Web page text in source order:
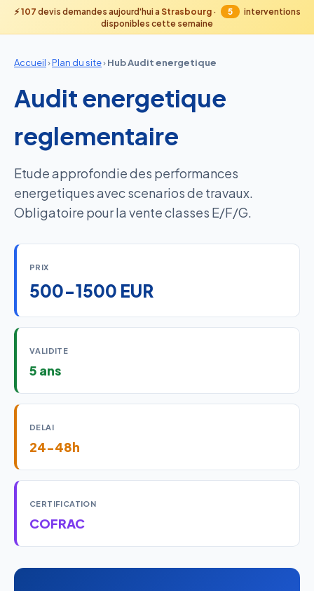
⚡107 devis demandes aujourd'hui a Strasbourg· 5
interventions
disponibles cette semaine
Accueil›Plan du site›Hub Audit energetique
Audit energetique
reglementaire
Etude approfondie des performances
energetiques avec scenarios de travaux.
Obligatoire pour la vente classes E/F/G.
PRIX
500-1500 EUR
VALIDITE
5 ans
DELAI
24-48h
CERTIFICATION
COFRAC